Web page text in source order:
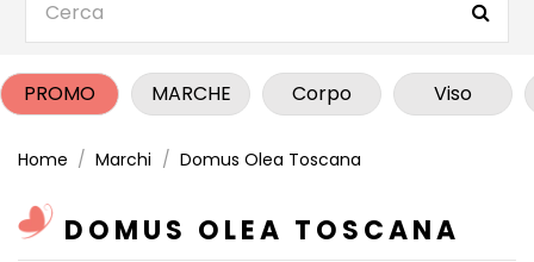
PROMO MARCHE Corpo Viso
Home Marchi Domus Olea Toscana
DOMUS OLEA TOSCANA